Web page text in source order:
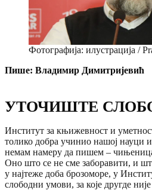
Фотографија: илустрација /
Пише: Владимир Димитријевић
УТОЧИШТЕ
Институт за књижевност и
толико добра учинио нашој науци
немам намеру да пишем –
Оно што се не сме заборавити, и
у најтеже доба брозоморе, у
слободни умови, за које другде